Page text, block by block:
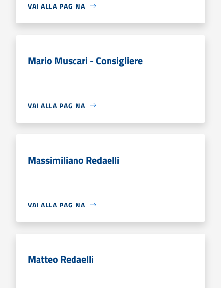
VAI ALLA PAGINA
Mario Muscari - Consigliere
VAI ALLA PAGINA
Massimiliano Redaelli
VAI ALLA PAGINA
Matteo Redaelli